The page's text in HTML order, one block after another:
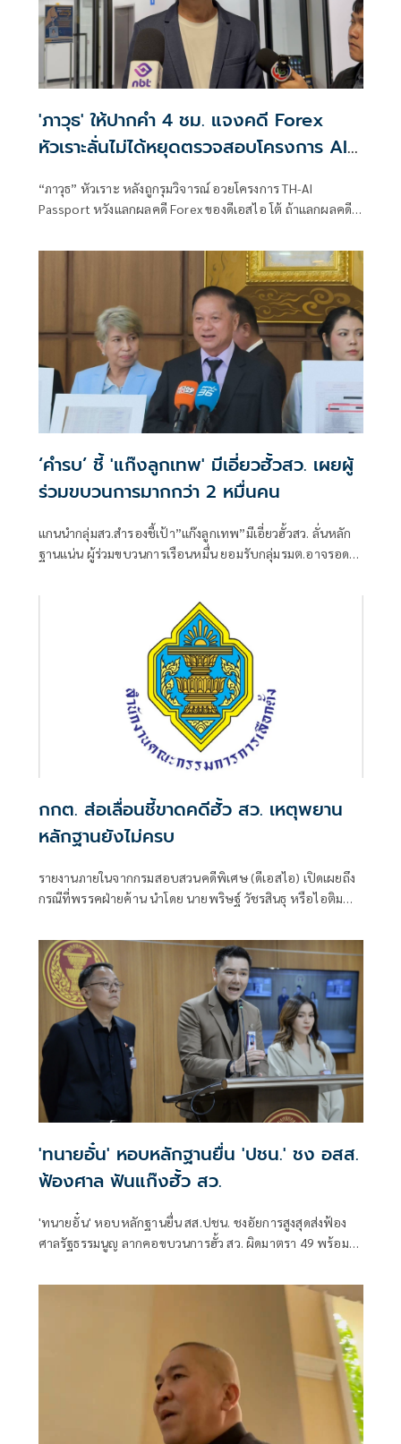
'ภาวุธ' ให้ปากคำ 4 ชม. แจงคดี Forex
หัวเราะลั่นไม่ได้หยุดตรวจสอบโครงการ AI
“ภาวุธ” หัวเราะ หลังถูกรุมวิจารณ์ อวยโครงการ TH-AI
Passport หวังแลกผลคดี Forex ของดีเอสไอ โต้ ถ้าแลกผลคดี
งานประชุมคณะอนุฯหลายชุด เผยยังมีเพื่อน สส.รายอื่นของ
พรรคประชาชน รับผิดชอบโดยตรงอยู่แล้ว
‘คำรบ’ ชี้ 'แก๊งลูกเทพ' มีเอี่ยวฮั้วสว. เผยผู้
ร่วมขบวนการมากกว่า 2 หมื่นคน
แกนนำกลุ่มสว.สำรองชี้เป้า”แก๊งลูกเทพ”มีเอี่ยวฮั้วสว. ลั่นหลัก
ฐานแน่น ผู้ร่วมขบวนการเรือนหมื่น ยอมรับกลุ่มรมต.อาจรอด
ส่งศาลฎีกาสอย 138 สว.โดนร้องเอาผิดติดคุก!
กกต. ส่อเลื่อนชี้ขาดคดีฮั้ว สว. เหตุพยาน
หลักฐานยังไม่ครบ
รายงานภายในจากกรมสอบสวนคดีพิเศษ (ดีเอสไอ) เปิดเผยถึง
กรณีที่พรรคฝ่ายค้าน นำโดย นายพริษฐ์ วัชรสินธุ หรือไอติม
นายยิ่งชีพ อัชฌานนท์ ผู้อำนวยการโครงการอินเทอร์เน็ตเพื่อ
กฎหมายประชาชน หรือไอลอว์ (iLaw) ได้นำคำให้การของ
พยานและเอกสารบางส่วนที่อ้างว่าเกี่ยวข้องกับคดีฮั้วเลือก
สมาชิกวุฒิสภา (สว.) มาเปิดเผยต่อสาธารณ
'ทนายอั๋น' หอบหลักฐานยื่น 'ปชน.' ชง อสส.
ฟ้องศาล ฟันแก๊งฮั้ว สว.
'ทนายอั๋น' หอบหลักฐานยื่น สส.ปชน. ชงอัยการสูงสุดส่งฟ้อง
ศาลรัฐธรรมนูญ ลากคอขบวนการฮั้ว สว. ผิดมาตรา 49 พร้อม